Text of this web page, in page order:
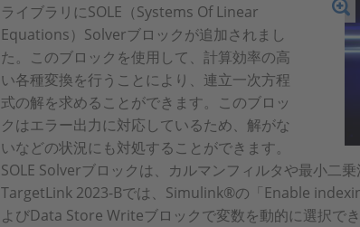
ライブラリにSOLE（Systems Of Linear
Equations）Solverブロックが追加されまし
た。このブロックを使用して、計算効率の高
い各種変換を行うことにより、連立一次方程
式の解を求めることができます。このブロッ
クはエラー出力に対応しているため、解がな
いなどの状況にも対処することができます。
SOLE Solverブロックは、カルマンフィルタや最小二
TargetLink 2023-Bでは、Simulink®の「Enable
よびData Store Writeブロックで変数を動的に選択で